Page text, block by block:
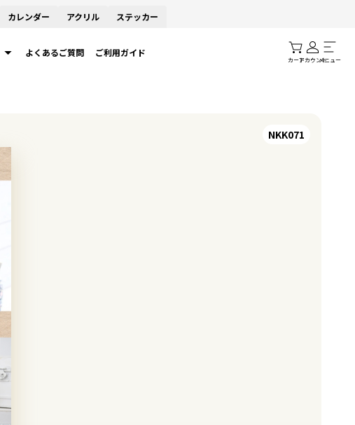
カレンダー アクリル ステッカー
よくあるご質問 ご利用ガイド
カートアカウントメニュー
NKK071